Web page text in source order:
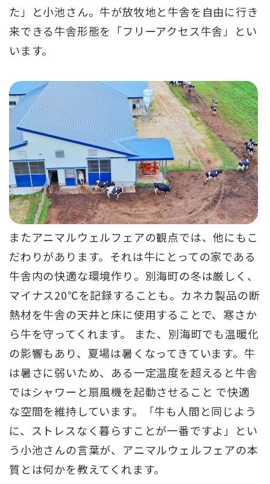
た」と小池さん。牛が放牧地と牛舎を自由に行き
来できる牛舎形態を「フリーアクセス牛舎」とい
います。
またアニマルウェルフェアの観点では、他にもこ
だわりがあります。それは牛にとっての家である
牛舎内の快適な環境作り。別海町の冬は厳しく、
マイナス20℃を記録することも。カネカ製品の断
熱材を牛舎の天井と床に使用することで、寒さか
ら牛を守ってくれます。 また、別海町でも温暖化
の影響もあり、夏場は暑くなってきています。牛
は暑さに弱いため、ある一定温度を超えると牛舎
ではシャワーと扇風機を起動させること で快適
な空間を維持しています。「牛も人間と同じよう
に、ストレスなく暮らすことが一番ですよ」とい
う小池さんの言葉が、アニマルウェルフェアの本
質とは何かを教えてくれます。